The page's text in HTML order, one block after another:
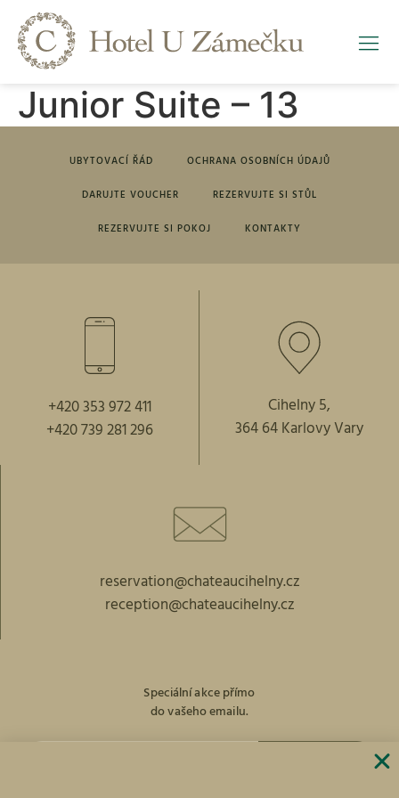
Junior Suite – 13
UBYTOVACÍ ŘÁD OCHRANA OSOBNÍCH ÚDAJŮ
DARUJTE VOUCHER REZERVUJTE SI STŮL
REZERVUJTE SI POKOJ KONTAKTY
+420 353 972 411
+420 739 281 296
Cihelny 5,
364 64 Karlovy Vary
reservation@chateaucihelny.cz
reception@chateaucihelny.cz
Speciální akce přímo
do vašeho emailu.